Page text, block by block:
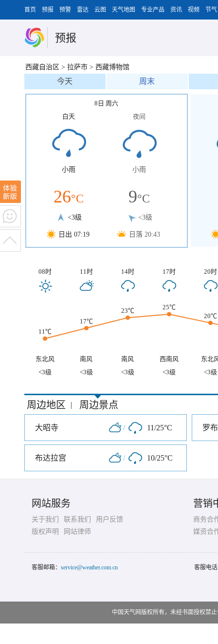
首页 预报 预警 雷达 云图 天气地图 专业产品 资讯 视频 节气
预报
西藏自治区 > 拉萨市 > 西藏博物馆
今天 周末
8日 周六
白天
小雨
26°C
<3级
日出 07:19
夜间
小雨
9°C
<3级
日落 20:43
08时 11时 14时 17时 20时
11℃
17℃
23℃
25℃
20℃
东北风 南风 南风 西南风
东北
<3级
<3级 <3级 <3级 <3级
周边地区 | 周边景点
大昭寺 / 11/25°C 罗
布达拉宫 / 10/25°C
网站服务
关于我们 联系我们
用户反馈
版权声明
网站律师
营销
商务合
媒资合
客服邮箱： service@weather.com.cn 客服电
中国天气网版权所有，未经书面授权